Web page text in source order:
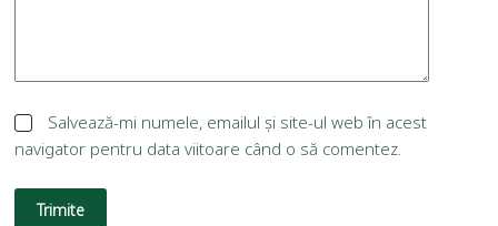
Salvează-mi numele, emailul și site-ul web în acest
navigator pentru data viitoare când o să comentez.
Trimite